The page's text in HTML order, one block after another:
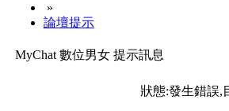
»
論壇提示
MyChat 數位男女 提示訊息
狀態:發生錯誤,